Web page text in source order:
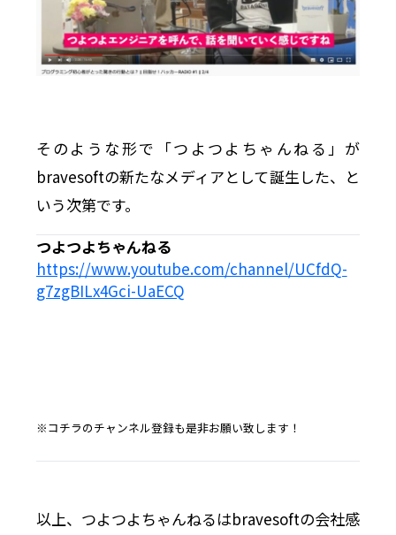
そのような形で「つよつよちゃんねる」が
bravesoftの新たなメディアとして誕生した、と
いう次第です。
つよつよちゃんねる
https://www.youtube.com/channel/UCfdQ-
g7zgBILx4Gci-UaECQ
※コチラのチャンネル登録も是非お願い致します！
以上、つよつよちゃんねるはbravesoftの会社感